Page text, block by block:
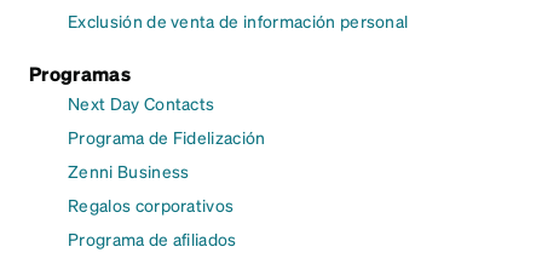
Exclusión de venta de información personal
Programas
Next Day Contacts
Programa de Fidelización
Zenni Business
Regalos corporativos
Programa de afiliados